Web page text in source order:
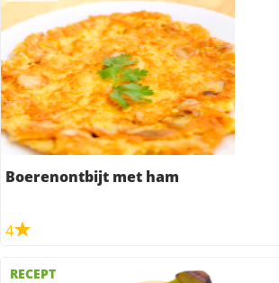
Boerenontbijt met ham
4
RECEPT